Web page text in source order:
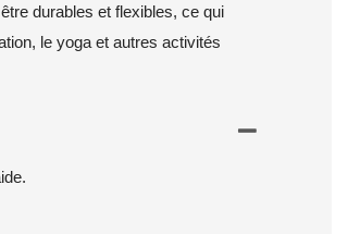
durables et flexibles, ce qui
le yoga et autres activités